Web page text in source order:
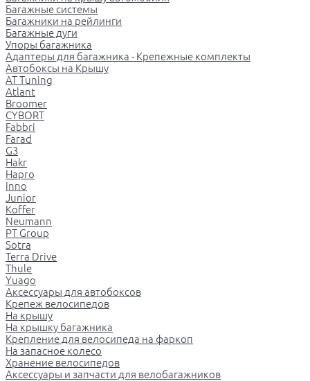
Багажные системы
Багажники на рейлинги
Багажные дуги
Упоры багажника
Адаптеры для багажника - Крепежные комплекты
Автобоксы на Крышу
AT Tuning
Atlant
Broomer
CYBORT
Fabbri
Farad
G3
Hakr
Hapro
Inno
Junior
Koffer
Neumann
PT Group
Sotra
Terra Drive
Thule
Yuago
Аксессуары для автобоксов
Крепеж велосипедов
На крышу
На крышку багажника
Крепление для велосипеда на фаркоп
На запасное колесо
Хранение велосипедов
Аксессуары и запчасти для велобагажников